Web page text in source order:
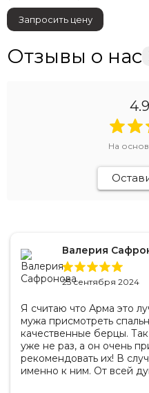
Запросить цену
Отзывы о нас
4.9
На
Валерия
25 сентября 2024
Я считаю что Арма это
мужа присмотреть
качественные берцы.
уже не раз, а он очень
рекомендовать их! В
именно к ним. От всей